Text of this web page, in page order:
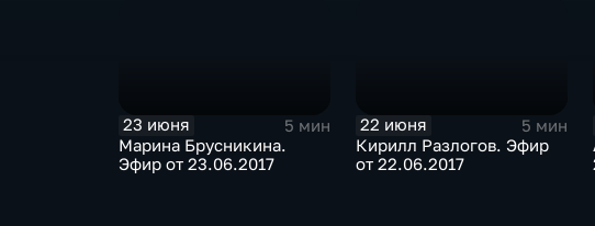
23 июня
5 мин
Марина Брусникина.
Эфир от 23.06.2017
22 июня
5 мин
Кирилл Разлогов. Эфир
от 22.06.2017